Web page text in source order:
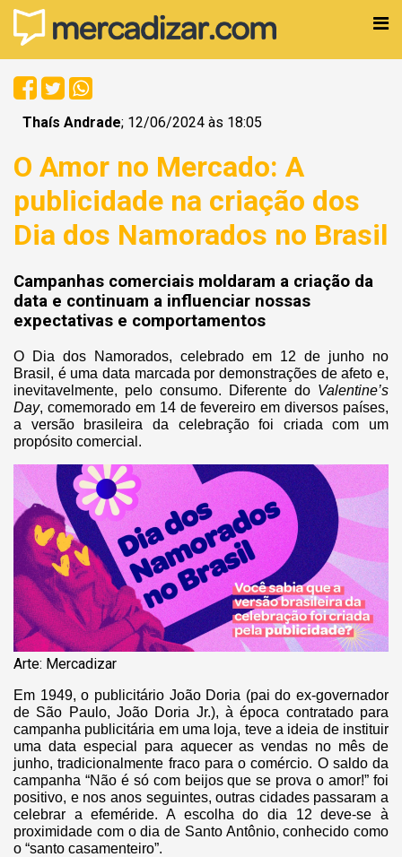
Thaís Andrade; 12/06/2024 às 18:05
O Amor no Mercado: A
publicidade na criação dos
Dia dos Namorados no Brasil
Campanhas comerciais moldaram a criação da
data e continuam a influenciar nossas
expectativas e comportamentos
O Dia dos Namorados, celebrado em 12 de junho no
Brasil, é uma data marcada por demonstrações de afeto e,
inevitavelmente, pelo consumo. Diferente do Valentine’s
Day, comemorado em 14 de fevereiro em diversos países,
a versão brasileira da celebração foi criada com um
propósito comercial.
Arte: Mercadizar
Em 1949, o publicitário João Doria (pai do ex-governador
de São Paulo, João Doria Jr.), à época contratado para
campanha publicitária em uma loja, teve a ideia de instituir
uma data especial para aquecer as vendas no mês de
junho, tradicionalmente fraco para o comércio. O saldo da
campanha “Não é só com beijos que se prova o amor!” foi
positivo, e nos anos seguintes, outras cidades passaram a
celebrar a efeméride. A escolha do dia 12 deve-se à
proximidade com o dia de Santo Antônio, conhecido como
o “santo casamenteiro”.